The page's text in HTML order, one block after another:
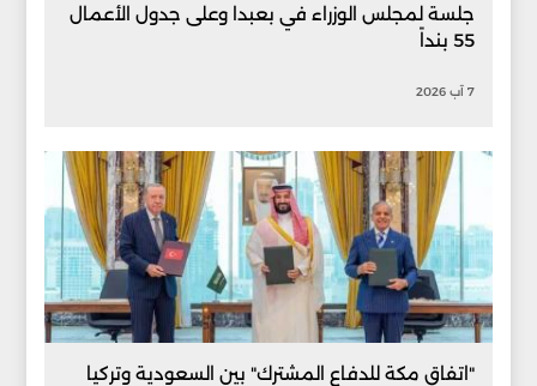
جلسة لمجلس الوزراء في بعبدا وعلى جدول الأعمال
55 بنداً
7 آب 2026
"اتفاق مكة للدفاع المشترك" بين السعودية وتركيا